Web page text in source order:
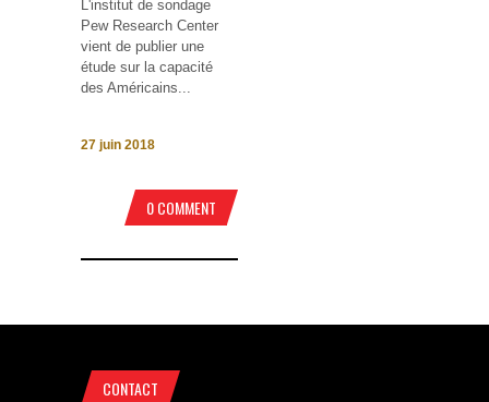
L'institut de sondage
Pew Research Center
vient de publier une
étude sur la capacité
des Américains...
27 juin 2018
0 COMMENT
CONTACT